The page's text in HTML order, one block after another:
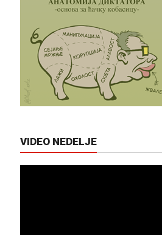
VIDEO NEDELJE